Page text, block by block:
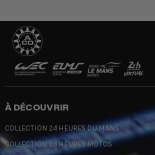
À DÉCOUVRIR
COLLECTION 24 HEURES DU MANS
COLLECTION 24 HEURES MOTOS